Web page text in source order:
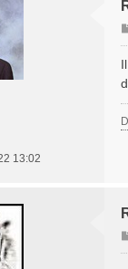
13:02